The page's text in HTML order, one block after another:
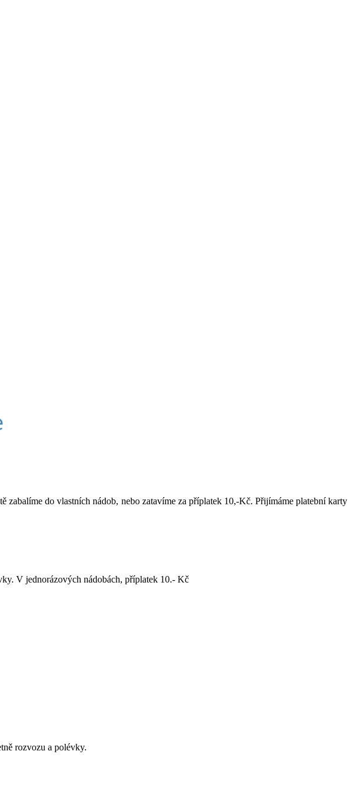
do vlastních nádob, nebo zatavíme za příplatek 10,-Kč. Přijímáme platební karty
V jednorázových nádobách, příplatek 10.- Kč
rozvozu a polévky.